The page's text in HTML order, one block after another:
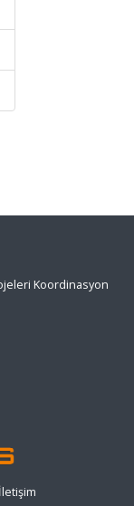
Koordinasyon
İletişim